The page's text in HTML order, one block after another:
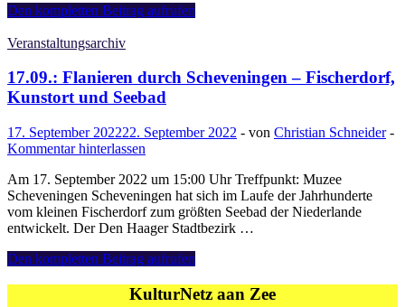
Haager
Michiel
und
Angeline
Jansen
rond
Kerk
en
Kurhaus“
Den kompletten Beitrag aufrufen
Veranstaltungsarchiv
17.09.: Flanieren durch Scheveningen – Fischerdorf,
Kunstort und Seebad
17. September 202222. September 2022 - von Christian Schneider-
Kommentar hinterlassen
Am 17. September 2022 um 15:00 Uhr Treffpunkt: Muzee
Scheveningen Scheveningen hat sich im Laufe der Jahrhunderte
vom kleinen Fischerdorf zum größten Seebad der Niederlande
entwickelt. Der Den Haager Stadtbezirk …
17.09.:
Den kompletten Beitrag aufrufen
KulturNetz aan Zee